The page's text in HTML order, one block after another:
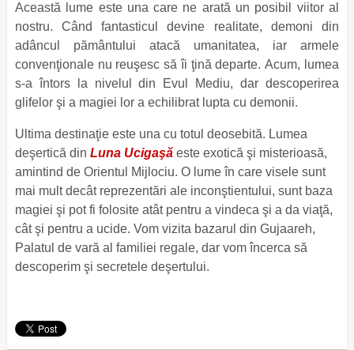
Această lume este una care ne arată un posibil viitor al
nostru. Când fantasticul devine realitate, demoni din
adâncul pământului atacă umanitatea, iar armele
convenţionale nu reuşesc să îi ţină departe. Acum, lumea
s-a întors la nivelul din Evul Mediu, dar descoperirea
glifelor şi a magiei lor a echilibrat lupta cu demonii.
Ultima destinaţie este una cu totul deosebită. Lumea
deşertică din Luna Ucigaşă este exotică şi misterioasă,
amintind de Orientul Mijlociu. O lume în care visele sunt
mai mult decât reprezentări ale inconştientului, sunt baza
magiei şi pot fi folosite atât pentru a vindeca şi a da viaţă,
cât şi pentru a ucide. Vom vizita bazarul din Gujaareh,
Palatul de vară al familiei regale, dar vom încerca să
descoperim şi secretele deşertului.